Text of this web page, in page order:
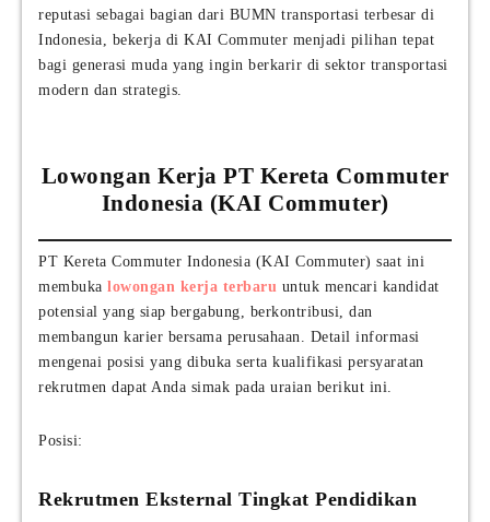
reputasi sebagai bagian dari BUMN transportasi terbesar di
Indonesia, bekerja di KAI Commuter menjadi pilihan tepat
bagi generasi muda yang ingin berkarir di sektor transportasi
modern dan strategis.
Lowongan Kerja PT Kereta Commuter
Indonesia (KAI Commuter)
PT Kereta Commuter Indonesia (KAI Commuter) saat ini
membuka lowongan kerja terbaru untuk mencari kandidat
potensial yang siap bergabung, berkontribusi, dan
membangun karier bersama perusahaan. Detail informasi
mengenai posisi yang dibuka serta kualifikasi persyaratan
rekrutmen dapat Anda simak pada uraian berikut ini.
Posisi:
Rekrutmen Eksternal Tingkat Pendidikan